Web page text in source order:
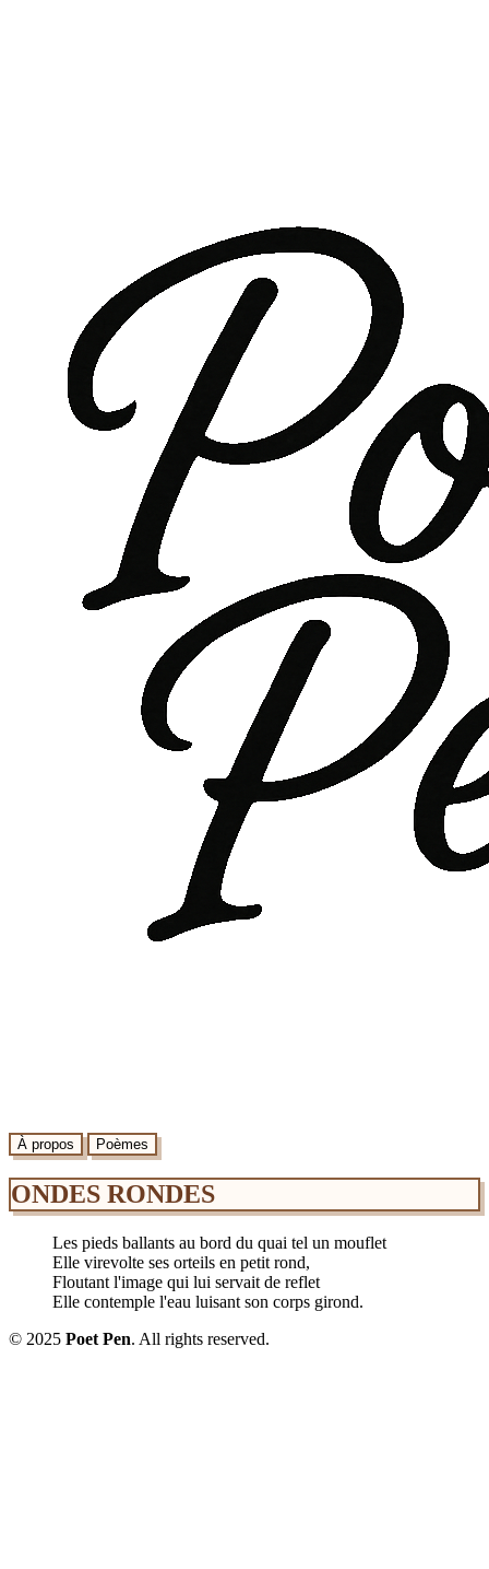
À propos Poèmes
ONDES RONDES
Les pieds ballants au bord du quai tel un mouflet
Elle virevolte ses orteils en petit rond,
Floutant l'image qui lui servait de reflet
Elle contemple l'eau luisant son corps girond.
© 2025 Poet Pen. All rights reserved.